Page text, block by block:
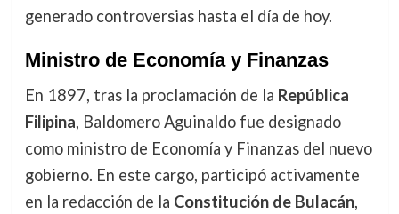
generado controversias hasta el día de hoy.
Ministro de Economía y Finanzas
En 1897, tras la proclamación de la República
Filipina, Baldomero Aguinaldo fue designado
como ministro de Economía y Finanzas del nuevo
gobierno. En este cargo, participó activamente
en la redacción de la Constitución de Bulacán,